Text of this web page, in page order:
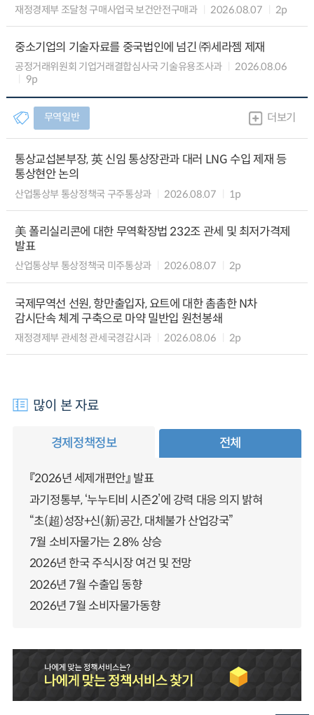
재정경제부 조달청 구매사업국 보건안전구매과 2026.08.07 2p
중소기업의 기술자료를 중국법인에 넘긴 ㈜세라젬 제재
공정거래위원회 기업거래결합심사국 기술유용조사과
2026.08.06
9p
무역일반 더보기
통상교섭본부장, 英 신임 통상장관과 대러 LNG 수입 제재 등
통상현안 논의
산업통상부 통상정책국 구주통상과 2026.08.07 1p
美 폴리실리콘에 대한 무역확장법 232조 관세 및 최저가격제
발표
산업통상부 통상정책국 미주통상과 2026.08.07 2p
국제무역선 선원, 항만출입자, 요트에 대한 촘촘한 N차
감시단속 체계 구축으로 마약 밀반입 원천봉쇄
재정경제부 관세청 관세국경감시과 2026.08.06 2p
많이 본 자료
경제정책정보 전체
『2026년 세제개편안』 발표
과기정통부, ‘누누티비 시즌2’에 강력 대응 의지 밝혀
“초(超)성장+신(新)공간, 대체불가 산업강국”
7월 소비자물가는 2.8% 상승
2026년 한국 주식시장 여건 및 전망
2026년 7월 수출입 동향
2026년 7월 소비자물가동향